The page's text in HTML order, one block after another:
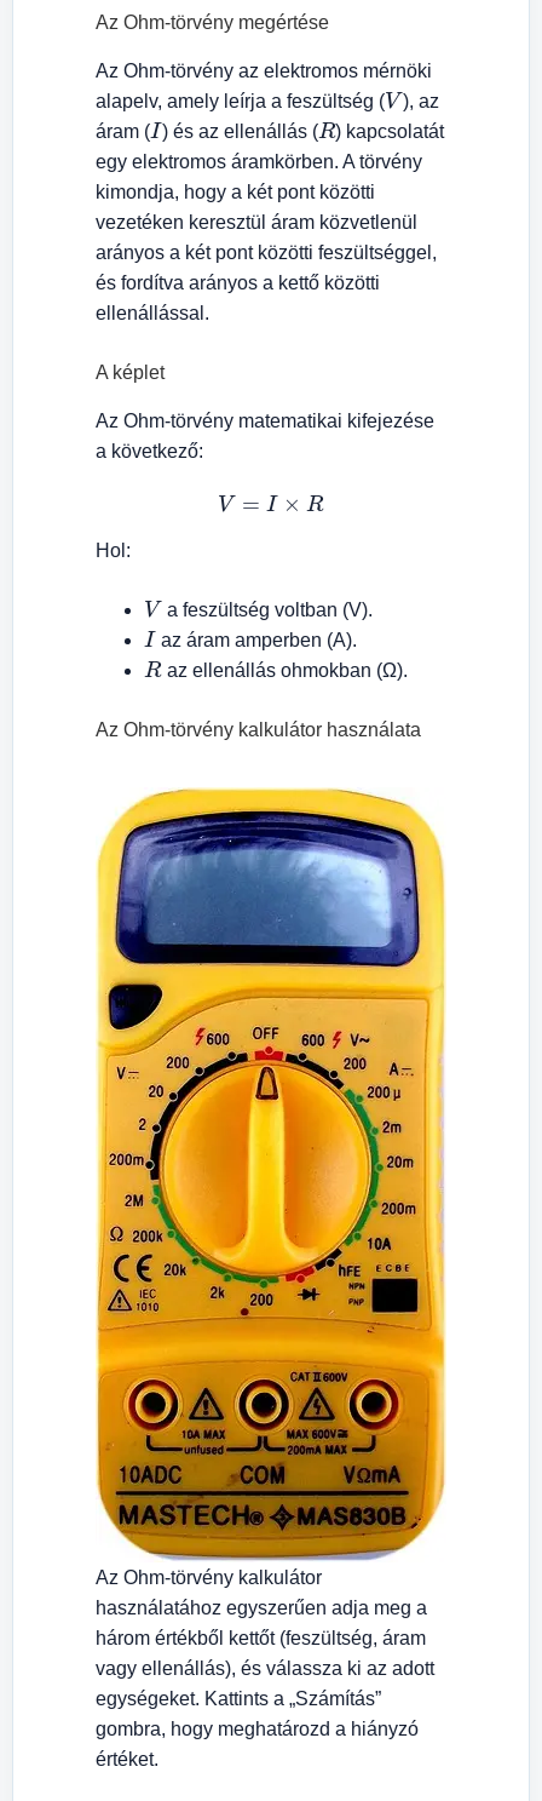
Az Ohm-törvény megértése
Az Ohm-törvény az elektromos mérnöki
alapelv, amely leírja a feszültség (
V
), az
áram (
I
) és az ellenállás (
R
) kapcsolatát
egy elektromos áramkörben. A törvény
kimondja, hogy a két pont közötti
vezetéken keresztül áram közvetlenül
arányos a két pont közötti feszültséggel,
és fordítva arányos a kettő közötti
ellenállással.
A képlet
Az Ohm-törvény matematikai kifejezése
a következő:
I× R
Hol:
V
a feszültség voltban (V).
I
az áram amperben (A).
R
az ellenállás ohmokban (Ω).
Az Ohm-törvény kalkulátor használata
Az Ohm-törvény kalkulátor
használatához egyszerűen adja meg a
három értékből kettőt (feszültség, áram
vagy ellenállás), és válassza ki az adott
egységeket. Kattints a „Számítás”
gombra, hogy meghatározd a hiányzó
értéket.